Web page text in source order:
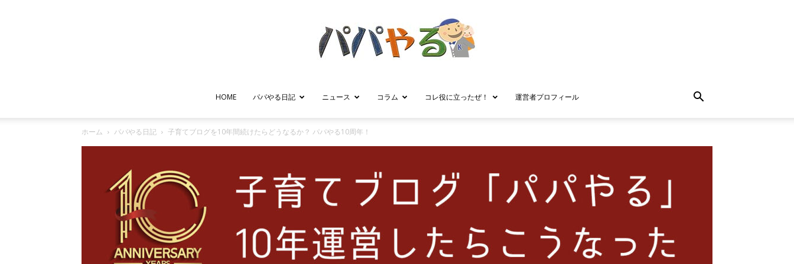
パ
パ
や
HOME パパやる日記 ニュース コラム コレ役に立ったぜ！ 運営者プロフィール
ホーム パパやる日記 子育てブログを10年間続けたらどうなるか？ パパやる10周年！